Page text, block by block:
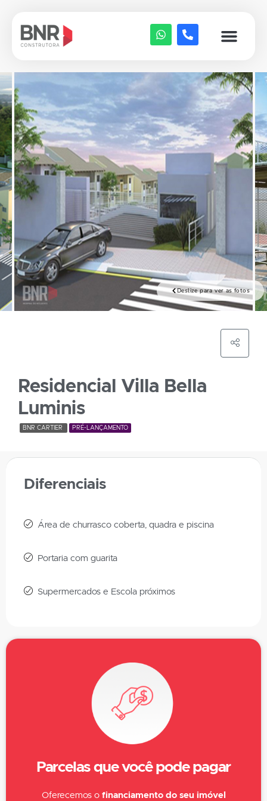
Deslize para ver as fotos
Residencial Villa Bella
Luminis
BNR CARTIER PRÉ-LANÇAMENTO
Diferenciais
Área de churrasco coberta, quadra e piscina
Portaria com guarita
Supermercados e Escola próximos
Parcelas que você pode pagar
Oferecemos o financiamento do seu imóvel